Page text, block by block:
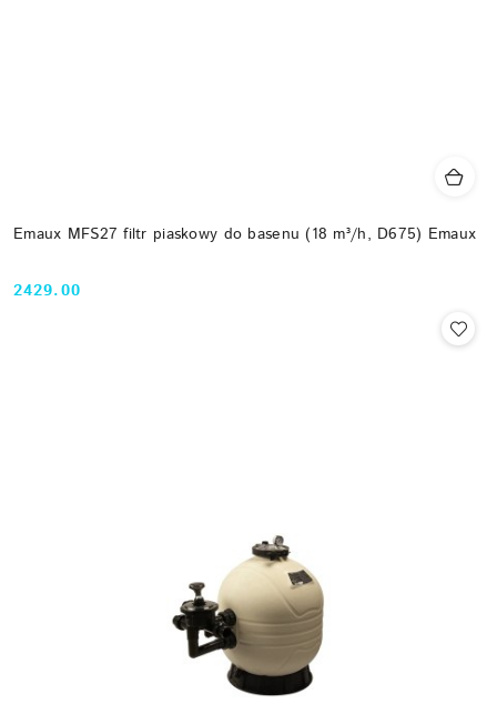
Emaux MFS27 filtr piaskowy do basenu (18 m³/h, D675) Emaux
Cena:
2429.00